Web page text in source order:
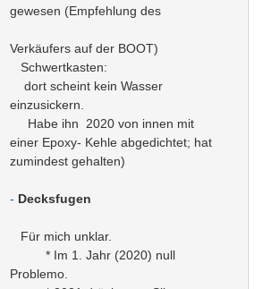
gewesen (Empfehlung des
Verkäufers auf der BOOT)
Schwertkasten:
dort scheint kein Wasser
einzusickern.
Habe ihn 2020 von innen mit
einer Epoxy- Kehle abgedichtet; hat
zumindest gehalten)
- Decksfugen
Für mich unklar.
* Im 1. Jahr (2020) null
Problemo.